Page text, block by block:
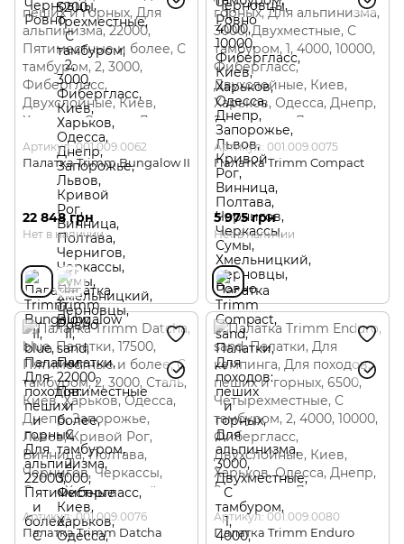
Артикул: 001.009.0062
Палатка Trimm Bungalow II
22 848 грн
Нет в наличии
Артикул: 001.009.0075
Палатка Trimm Compact
5 975 грн
Нет в наличии
Артикул: 001.009.0076
Палатка Trimm Datcha
Артикул: 001.009.0080
Палатка Trimm Enduro